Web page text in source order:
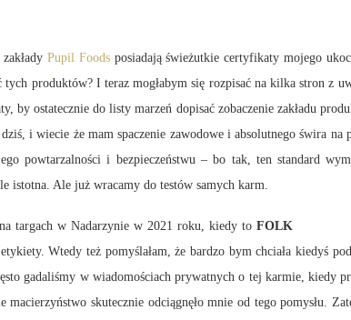
Pupil Foodsposiadają świeżutkie certyfikaty mojego
produktów? I teraz mogłabym się rozpisać na kilka stron z
ostatecznie do listy marzeń dopisać zobaczenie zakładu
i wiecie że mam spaczenie zawodowe i absolutnego świra
powtarzalności i bezpieczeństwu – bo tak, ten standard
istotna. Ale już wracamy do testów samych karm.
targach w Nadarzynie w 2021 roku, kiedy toFOLK
Wtedy też pomyślałam, że bardzo bym chciała kiedyś
gadaliśmy w wiadomościach prywatnych o tej karmie, kiedy
skutecznie odciągnęło mnie od tego pomysłu.